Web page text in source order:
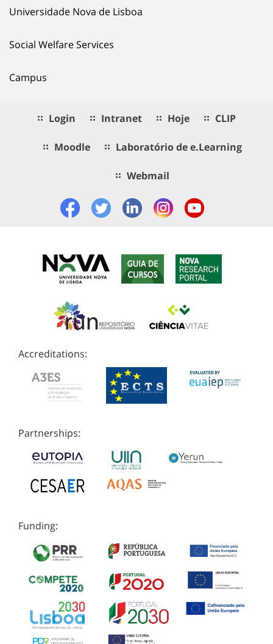
Universidade Nova de Lisboa
Social Welfare Services
Campus
Login Intranet Hoje CLIP
Moodle Laboratório de e.Learning
Webmail
Accreditations:
Partnerships:
Funding: